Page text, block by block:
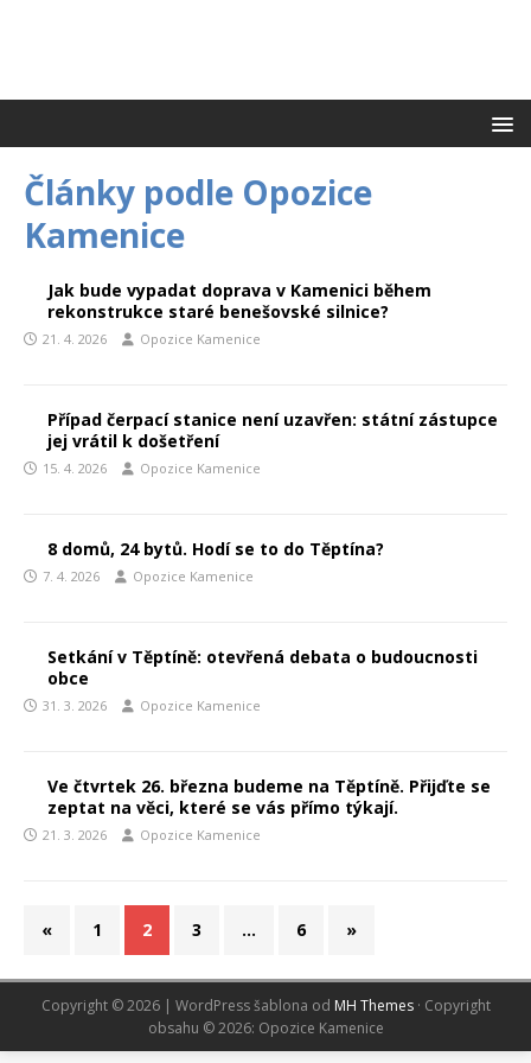
Články podle Opozice
Kamenice
Jak bude vypadat doprava v Kamenici během
rekonstrukce staré benešovské silnice?
21. 4. 2026 Opozice Kamenice
Případ čerpací stanice není uzavřen: státní zástupce
jej vrátil k došetření
15. 4. 2026 Opozice Kamenice
8 domů, 24 bytů. Hodí se to do Těptína?
7. 4. 2026 Opozice Kamenice
Setkání v Těptíně: otevřená debata o budoucnosti
obce
31. 3. 2026 Opozice Kamenice
Ve čtvrtek 26. března budeme na Těptíně. Přijďte se
zeptat na věci, které se vás přímo týkají.
21. 3. 2026 Opozice Kamenice
« 1 2 3 … 6 »
Copyright © 2026 | WordPress šablona od MH Themes